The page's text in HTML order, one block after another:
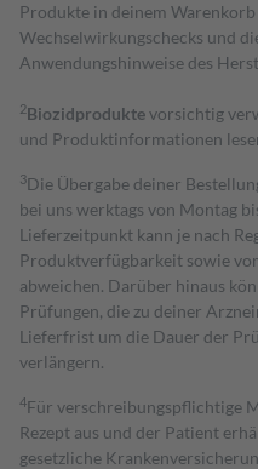
Produkte in deinem
Wechselwirkungschecks und
Anwendungshinweise des
2Biozidproduktevorsichtig
und Produktinformationen
3Die Übergabe deiner
bei uns werktags von Montag
Lieferzeitpunkt kann je nach
Produktverfügbarkeit sowie
abweichen. Darüber hinaus
Prüfungen, die zu deiner
Lieferfrist um die Dauer der
verlängern.
4Für verschreibungspflichtige
Rezept aus und der Patient
gesetzliche